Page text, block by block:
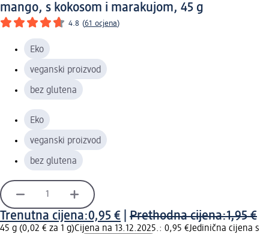
mango, s kokosom i marakujom, 45 g
4.8 (61 ocjena)
Eko
veganski proizvod
bez glutena
Eko
veganski proizvod
bez glutena
Trenutna cijena:0,95 € Prethodna cijena:1,95 €
45 g (0,02 € za 1 g)Cijena na 13.12.2025.: 0,95 €Jedinična cijena s